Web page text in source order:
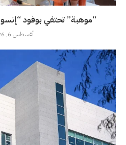
“موهبة” تحتفي بوفود “إنسو 2026” في ليلة عالمية
أغسطس 6, 2026